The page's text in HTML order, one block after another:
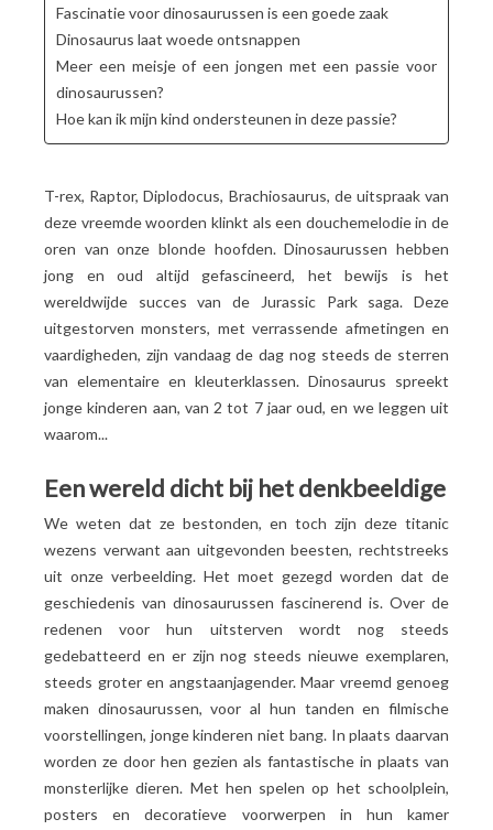
Fascinatie voor dinosaurussen is een goede zaak
Dinosaurus laat woede ontsnappen
Meer een meisje of een jongen met een passie voor
dinosaurussen?
Hoe kan ik mijn kind ondersteunen in deze passie?
T-rex, Raptor, Diplodocus, Brachiosaurus, de uitspraak van
deze vreemde woorden klinkt als een douchemelodie in de
oren van onze blonde hoofden. Dinosaurussen hebben
jong en oud altijd gefascineerd, het bewijs is het
wereldwijde succes van de Jurassic Park saga. Deze
uitgestorven monsters, met verrassende afmetingen en
vaardigheden, zijn vandaag de dag nog steeds de sterren
van elementaire en kleuterklassen. Dinosaurus spreekt
jonge kinderen aan, van 2 tot 7 jaar oud, en we leggen uit
waarom...
Een wereld dicht bij het denkbeeldige
We weten dat ze bestonden, en toch zijn deze titanic
wezens verwant aan uitgevonden beesten, rechtstreeks
uit onze verbeelding. Het moet gezegd worden dat de
geschiedenis van dinosaurussen fascinerend is. Over de
redenen voor hun uitsterven wordt nog steeds
gedebatteerd en er zijn nog steeds nieuwe exemplaren,
steeds groter en angstaanjagender. Maar vreemd genoeg
maken dinosaurussen, voor al hun tanden en filmische
voorstellingen, jonge kinderen niet bang. In plaats daarvan
worden ze door hen gezien als fantastische in plaats van
monsterlijke dieren. Met hen spelen op het schoolplein,
posters en decoratieve voorwerpen in hun kamer